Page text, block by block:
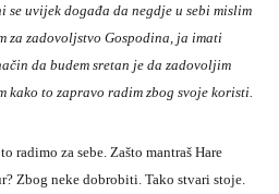
se uvijek događa da negdje u sebi mislim
za zadovoljstvo Gospodina, ja imati
da budem sretan je da zadovoljim
kako to zapravo radim zbog svoje koristi.
radimo za sebe. Zašto mantraš Hare
Zbog neke dobrobiti. Tako stvari stoje.